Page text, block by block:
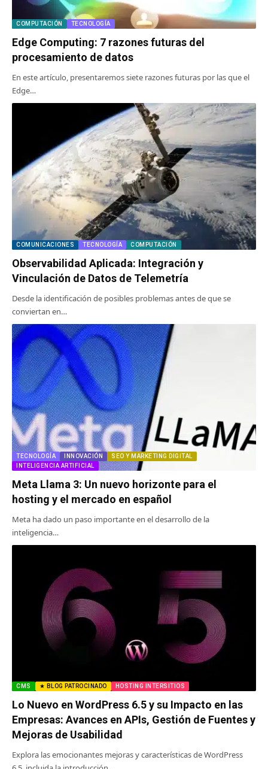
COMPUTACIÓN TECNOLOGÍA
Edge Computing: 7 razones futuras del
procesamiento de datos
En este artículo, presentaremos siete razones futuras por las que el
Edge…
COMUNICACIONES TECNOLOGÍA COMPUTACIÓN
Observabilidad Aplicada: Integración y
Vinculación de Datos de Telemetría
Desde la identificación de posibles problemas antes de que se
conviertan en…
TECNOLOGÍA INNOVACIÓN
SEO Y MARKETING DIGITAL
INTELIGENCIA ARTIFICIAL
Meta Llama 3: Un nuevo horizonte para el
hosting y el mercado en español
Meta ha dado un paso importante en el desarrollo de la
inteligencia…
CMS ★ BLOG PATROCINADO HOSTING INTERSITIOS
Lo Nuevo en WordPress 6.5 y su Impacto en las
Empresas: Avances en APIs, Gestión de Fuentes y
Mejoras de Usabilidad
Explora las emocionantes mejoras y características de WordPress